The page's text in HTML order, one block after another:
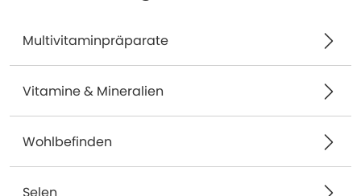
Multivitaminpräparate
Vitamine & Mineralien
Wohlbefinden